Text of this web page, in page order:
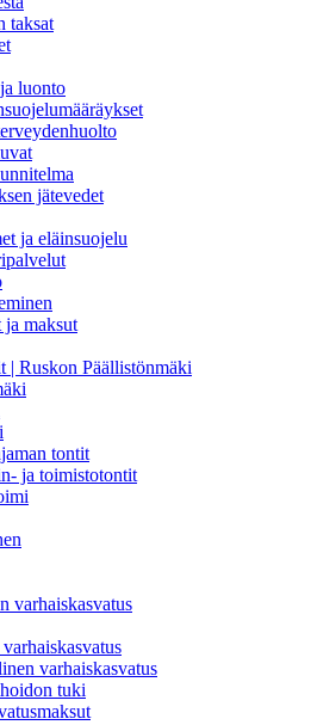
taksat
luonto
jätevedet
ja eläinsuojelu
maksut
| Ruskon Päällistönmäki
tontit
ja toimistotontit
varhaiskasvatus
varhaiskasvatus
tuki